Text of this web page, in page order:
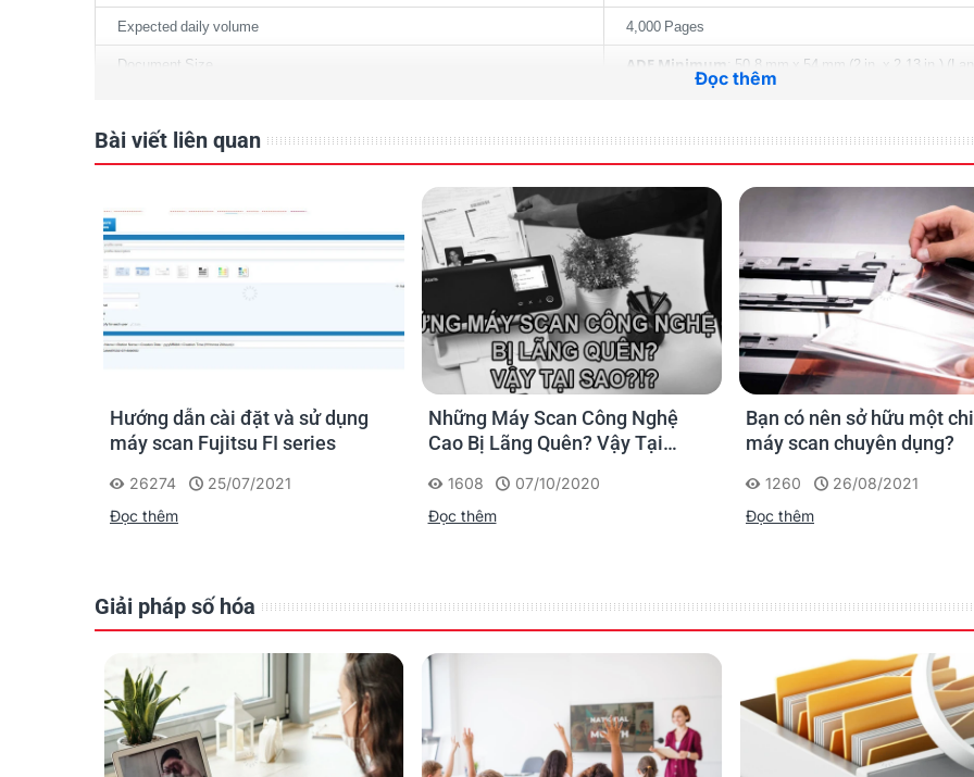
Expected daily volume
4,000 Pages
Document Size
ADF Minimum
: 50.8 mm x 54 mm (2 in. x 2.13 in.)
ADF Maximum(7): 216 mm x 355.6 mm (8.5 in. x 14 in.)
ADF Feeding Paper Weight (Thickness)
: Up to 1.4 mm portrait and landscape feeding(10)
Interface(11)
USB 3.0 / USB 2.0 / USB 1.1 (backward compatible)
Minimum PC Specification
PaperStream IP i5 2.5 MHz Processor, 4 GB RAM
Physical Specifications
100 to 240 VAC ±10 %
Operating mode: 38 W or less, Sleep mode: 1.8 W or
Dimensions (WxDxH)(12)
300 mm x 170 mm x 163 mm (11.8 in. x 6.7 in. x 6.4 in.)
Weight
Environmental Compatibility
ENERGY STAR® / RoHS
Inbox Contents
ADF paper chute, AC cable, AC adapter, USB cable,
Bundled Software
PaperStream IP (TWAIN/ISIS) Driver, Software
ScanSnap Manager for fi Series, ABBYY FineReader
Options
2D Barcode for PaperStream, Post-scan Imprinter,
OS Support
Windows® 10 (32-bit/64-bit), Windows® 8 / 8.1 (32-bit/
Đọc thêm
Bài viết liên quan
Hướng dẫn cài đặt và sử dụng
máy scan Fujitsu FI series
26274
25/07/2021
Đọc thêm
Những Máy Scan Công Nghệ
Cao Bị Lãng Quên? Vậy Tại
1608
07/10/2020
Đọc thêm
Bạn có nên sở hữu một
máy scan chuyên dụng?
1260
26/08/2021
Đọc thêm
Giải pháp số hóa